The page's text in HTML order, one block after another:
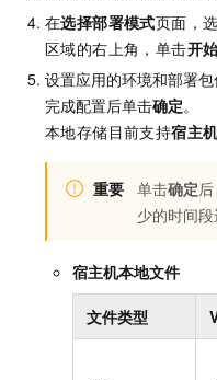
在选择部署模式页面，
区域的右上角，单击开
设置应用的环境和部署
完成配置后单击确定。
本地存储目前支持宿主
重要 单击确定
少的时间段
宿主机本地文件
文件类型